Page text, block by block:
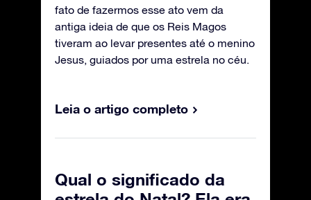
fato de fazermos esse ato vem da
antiga ideia de que os Reis Magos
tiveram ao levar presentes até o menino
Jesus, guiados por uma estrela no céu.
Leia o artigo completo
Qual o significado da